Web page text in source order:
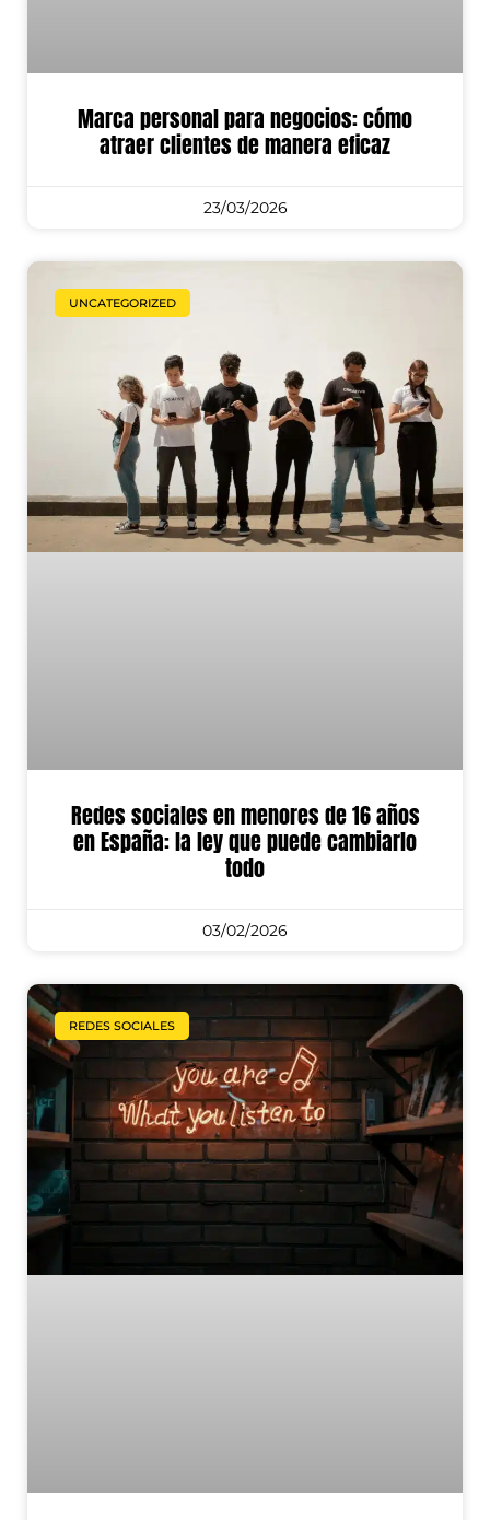
Marca personal para negocios: cómo
atraer clientes de manera eficaz
23/03/2026
UNCATEGORIZED
Redes sociales en menores de 16 años
en España: la ley que puede cambiarlo
todo
03/02/2026
REDES SOCIALES